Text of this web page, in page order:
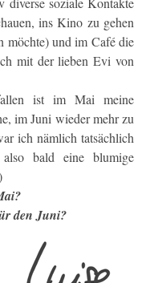
ins Kino zu gehen
möchte) und im Café die
mit der lieben Evi von
ist im Mai meine
im Juni wieder mehr zu
ich nämlich tatsächlich
bald eine blumige
den Juni?